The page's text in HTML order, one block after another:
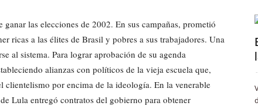
las elecciones de 2002. En sus campañas, prometió
ricas a las élites de Brasil y pobres a sus trabajadores. Una
al sistema. Para lograr aprobación de su agenda
alianzas con políticos de la vieja escuela que,
clientelismo por encima de la ideología. En la venerable
Lula entregó contratos del gobierno para obtener
-